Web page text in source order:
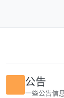
公告
一些公告信